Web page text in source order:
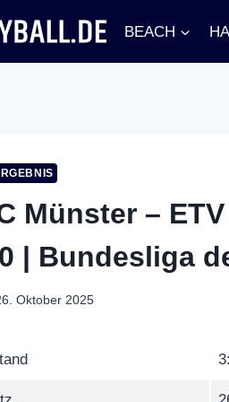
BEACH
Münster –
| Bundesliga
Oktober 2025